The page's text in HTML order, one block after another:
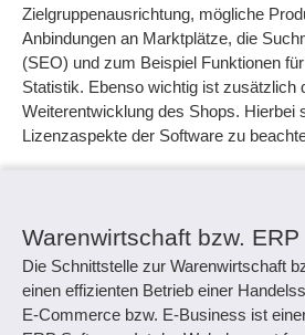
Zielgruppenausrichtung, mögliche
Anbindungen an Marktplätze, die
(SEO) und zum Beispiel Funktionen
Statistik. Ebenso wichtig ist zusätzlich
Weiterentwicklung des Shops. Hierbei
Lizenzaspekte der Software zu
Warenwirtschaft bzw. ERP
Die Schnittstelle zur Warenwirtschaft
einen effizienten Betrieb einer
E-Commerce bzw. E-Business ist